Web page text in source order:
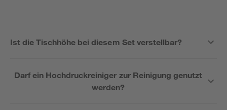
Ist die Tischhöhe bei diesem Set verstellbar?
Darf ein Hochdruckreiniger zur Reinigung genutzt
werden?